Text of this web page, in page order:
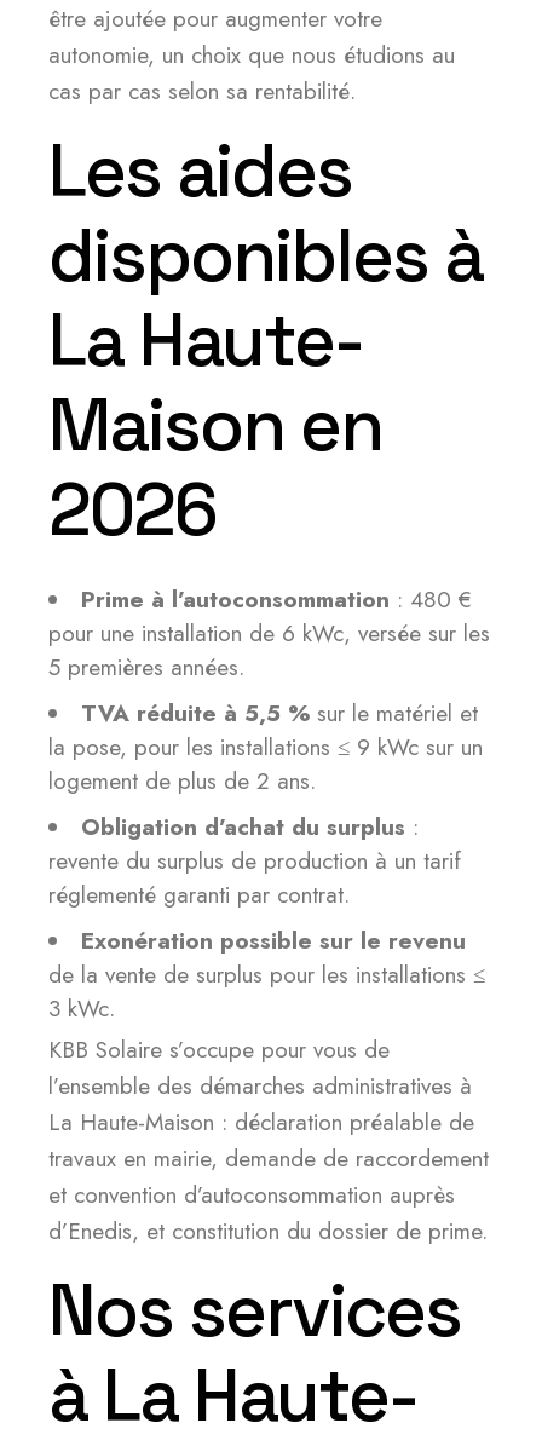
être ajoutée pour augmenter votre
autonomie, un choix que nous étudions au
cas par cas selon sa rentabilité.
Les aides
disponibles à
La Haute-
Maison en
2026
Prime à l’autoconsommation : 480 €
pour une installation de 6 kWc, versée sur les
5 premières années.
TVA réduite à 5,5 % sur le matériel et
la pose, pour les installations ≤ 9 kWc sur un
logement de plus de 2 ans.
Obligation d’achat du surplus :
revente du surplus de production à un tarif
réglementé garanti par contrat.
Exonération possible sur le revenu
de la vente de surplus pour les installations ≤
3 kWc.
KBB Solaire s’occupe pour vous de
l’ensemble des démarches administratives à
La Haute-Maison : déclaration préalable de
travaux en mairie, demande de raccordement
et convention d’autoconsommation auprès
d’Enedis, et constitution du dossier de prime.
Nos services
à La Haute-